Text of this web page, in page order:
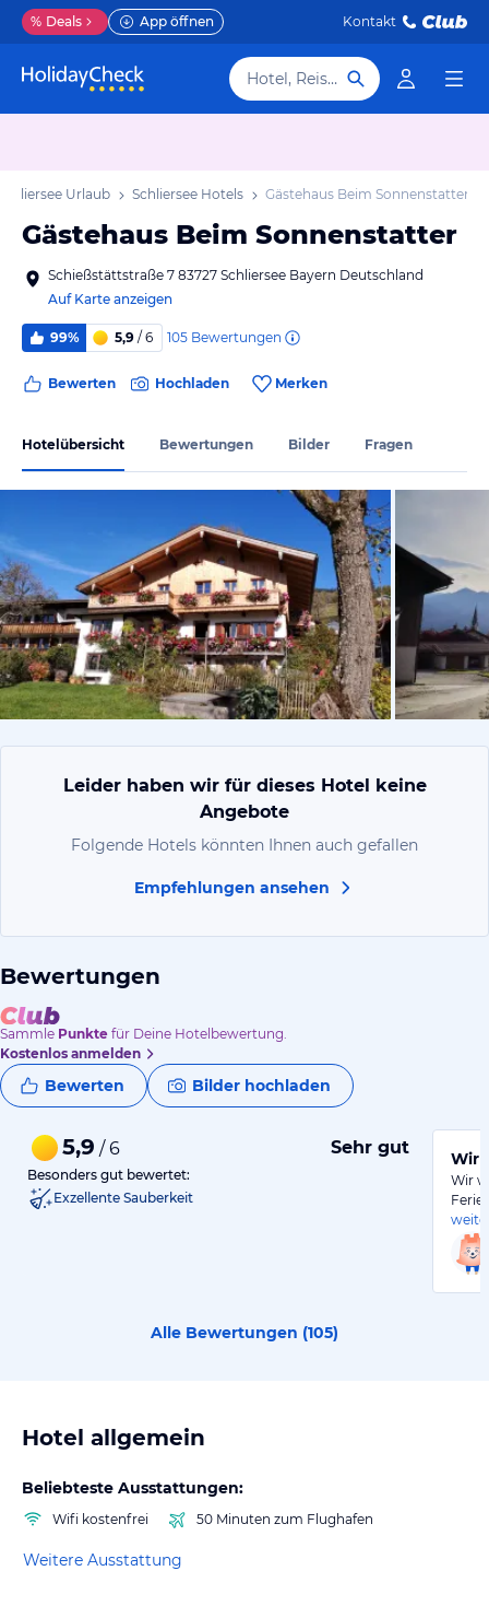
% Deals App öffnen Kontakt
Hotel, Reiseziel
Urlaub Schliersee Hotels Gästehaus Beim Sonnenstatter
Gästehaus Beim Sonnenstatter
Schießstättstraße 7 83727 Schliersee Bayern Deutschland
Auf Karte anzeigen
99% 5,9 / 6 105 Bewertungen
Bewerten Hochladen Merken
Hotelübersicht Bewertungen Bilder Fragen
von
Leider haben wir für dieses Hotel keine
Angebote
Folgende Hotels könnten Ihnen auch gefallen
Empfehlungen ansehen
Bewertungen
Sammle Punkte für Deine Hotelbewertung.
Kostenlos anmelden
Bewerten Bilder hochladen
5,9 / 6 Sehr gut
Besonders gut bewertet:
Exzellente Sauberkeit
Wir
Wir
Alle Bewertungen (105)
Hotel allgemein
Beliebteste Ausstattungen:
Wifi kostenfrei 50 Minuten zum Flughafen
Weitere Ausstattung